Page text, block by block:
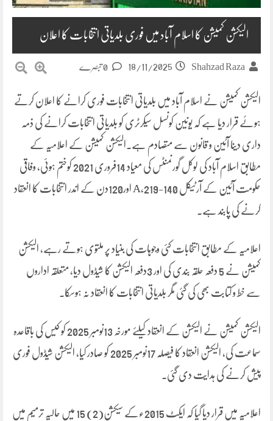
الیکشن کمیشن کا اسلام آباد میں فوری بلدیاتی انتخابات کا اعلان
Shahzad Raza
18/11/2025
الیکشن کمیشن نے اسلام آباد میں بلدیاتی انتخابات فوری کرانے کا اعلان کرتے
ہوئے قرار دیا ہے کہ یونین کونسل سیکرٹری کو بلدیاتی انتخابات کرانے کی ذمہ
داری دینا آئین و قانون سے متصادم ہے۔الیکشن کمیشن کے اعلامیہ کے
مطابق اسلام آباد کی لوکل گورنمنٹس کی معیاد 14فروری 2021 کوختم ہوئی، وفاقی
حکومت آئین کے آرٹیکل 140-A،219 اور120دن کے اندر انتخابات کا انعقاد
کرنے کی پابند ہے۔
اعلامیہ کے مطابق انتخابات کئی وجوہات کی بنیاد پر ملتوی ہوتے رہے، الیکشن
کمیشن نے 5 دفعہ حلقہ بندی کی اور 3دفعہ الیکشن کا شیڈول دیا، متعلقہ اداروں
سے خط و کتابت بھی کی گئی مگر بلدیاتی انتخابات کا انعقاد نہ ہوسکا۔
الیکشن کمیشن نے الیکشن کے انعقاد کیلئے مورخہ 13نومبر 2025 کو کیس کی باقاعدہ
سماعت کی، الیکشن انعقاد کا فیصلہ 17نومبر 2025 کو صادر کیا، الیکشن شیڈول فوری
پیش کرنے کی ہدایت دی گئی۔
اعلامیہ میں قرار دیا گیا کہ ایکٹ 2015ءکے سیکشن(2) 15 میں حالیہ ترمیم میں